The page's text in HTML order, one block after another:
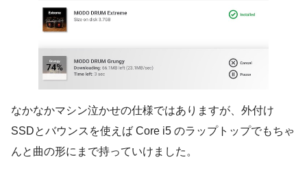
なかなかマシン泣かせの仕様ではありますが、外付け
SSDとバウンスを使えば Core i5 のラップトップでもちゃ
んと曲の形にまで持っていけました。